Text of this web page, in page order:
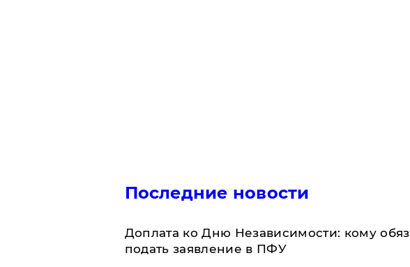
Последние новости
Доплата ко Дню Независимости: кому
подать заявление в ПФУ